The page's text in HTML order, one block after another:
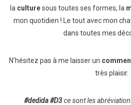
la culturesous toutes ses formes, la
mon quotidien ! Le tout avec mon
dans toutes mes
N’hésitez pas à me laisser un
très plaisir.
#dedida #D3ce sont les